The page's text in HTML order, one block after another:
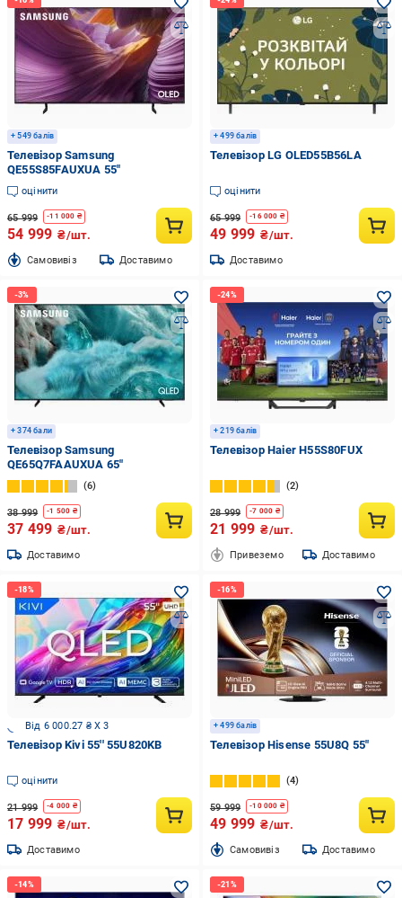
+ 549 балів
Телевізор Samsung
QE55S85FAUXUA 55″
оцінити
65 999 -11 000 ₴
54 999 ₴/шт.
Cамовивіз Доставимо
+ 499 балів
Телевізор LG OLED55B56LA
оцінити
65 999 -16 000 ₴
49 999 ₴/шт.
Доставимо
+ 374 бали
Телевізор Samsung
QE65Q7FAAUXUA 65″
6
38 999 -1 500 ₴
37 499 ₴/шт.
Доставимо
+ 219 балів
Телевізор Haier H55S80FUX
2
28 999 -7 000 ₴
21 999 ₴/шт.
Привеземо Доставимо
Від 6 000.27 ₴ X 3
Телевізор Kivi 55'' 55U820KB
оцінити
21 999 -4 000 ₴
17 999 ₴/шт.
Доставимо
+ 499 балів
Телевізор Hisense 55U8Q 55″
4
59 999 -10 000 ₴
49 999 ₴/шт.
Cамовивіз Доставимо